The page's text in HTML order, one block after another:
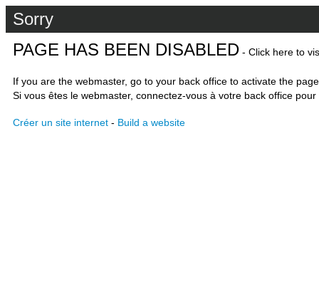
Sorry
PAGE HAS BEEN DISABLED - Click here to
If you are the webmaster, go to your back office to activate the
Si vous êtes le webmaster, connectez-vous à votre back office
Créer un site internet - Build a website